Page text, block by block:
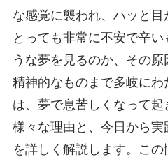
な感覚に襲われ、ハッと
とっても非常に不安で辛
うな夢を見るのか、その
精神的なものまで多岐に
は、夢で息苦しくなって
様々な理由と、今日から
を詳しく解説します。こ